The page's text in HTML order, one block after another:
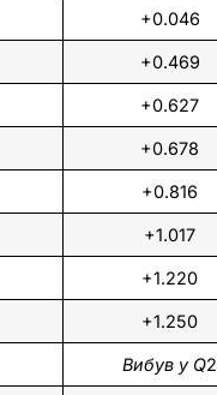
+0.046
+0.469
+0.627
+0.678
+0.816
+1.017
+1.220
+1.250
Вибув у Q2